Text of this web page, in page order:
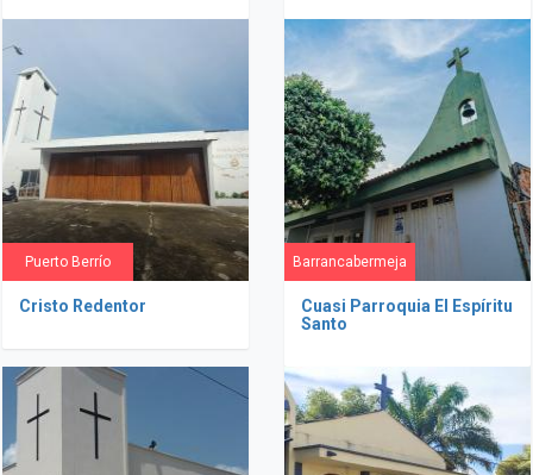
Puerto Berrío
Cristo Redentor
Barrancabermeja
Cuasi Parroquia El Espíritu
Santo